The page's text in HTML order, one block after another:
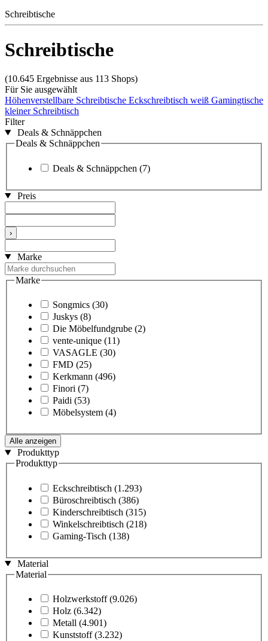
Schreibtische
Schreibtische
(10.645 Ergebnisse aus 113 Shops)
Für Sie ausgewählt
Höhenverstellbare Schreibtische Eckschreibtisch weiß Gamingtische
kleiner Schreibtisch
Filter
Deals & Schnäppchen
Deals & Schnäppchen
Deals & Schnäppchen (7)
Preis
›
Marke
Marke
Songmics (30)
Juskys (8)
Die Möbelfundgrube (2)
vente-unique (11)
VASAGLE (30)
FMD (25)
Kerkmann (496)
Finori (7)
Paidi (53)
Möbelsystem (4)
Alle anzeigen
Produkttyp
Produkttyp
Eckschreibtisch (1.293)
Büroschreibtisch (386)
Kinderschreibtisch (315)
Winkelschreibtisch (218)
Gaming-Tisch (138)
Material
Material
Holzwerkstoff (9.026)
Holz (6.342)
Metall (4.901)
Kunststoff (3.232)